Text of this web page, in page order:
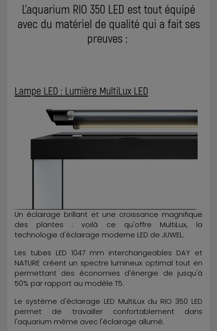
L’aquarium RIO 350 LED est tout équipé
avec du matériel de qualité qui a fait ses
preuves :
Lampe LED : Lumière MultiLux LED
Un éclairage brillant et une croissance magnifique
des plantes : voilà ce qu'offre MultiLux, la
technologie d'éclairage moderne LED de JUWEL.
Les tubes LED 1047 mm interchangeables DAY et
NATURE créent un spectre lumineux optimal tout en
permettant des économies d'énergie de jusqu'à
50% par rapport au modèle T5.
Le système d'éclairage LED MultiLux du RIO 350 LED
permet de travailler confortablement dans
l'aquarium même avec l'éclairage allumé.